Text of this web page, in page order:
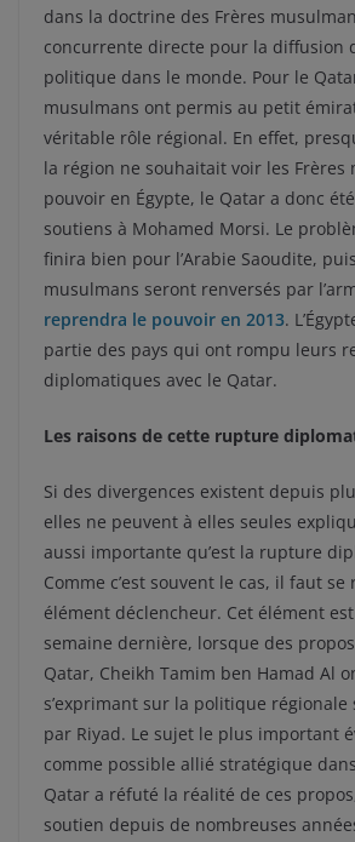
dans la doctrine des Frères
concurrente directe pour la diffusion
politique dans le monde. Pour le
musulmans ont permis au petit
véritable rôle régional. En effet,
la région ne souhaitait voir les Frères
pouvoir en Égypte, le Qatar a donc
soutiens à Mohamed Morsi. Le
finira bien pour l’Arabie Saoudite,
musulmans seront renversés par
reprendra le pouvoir en 2013.
partie des pays qui ont rompu leurs
diplomatiques avec le Qatar.
Les raisons de cette rupture
Si des divergences existent depuis
elles ne peuvent à elles seules
aussi importante qu’est la rupture
Comme c’est souvent le cas, il faut
élément déclencheur. Cet élément
semaine dernière, lorsque des
Qatar, Cheikh Tamim ben Hamad Al
s’exprimant sur la politique régionale
par Riyad. Le sujet le plus important
comme possible allié stratégique
Qatar a réfuté la réalité de ces
soutien depuis de nombreuses